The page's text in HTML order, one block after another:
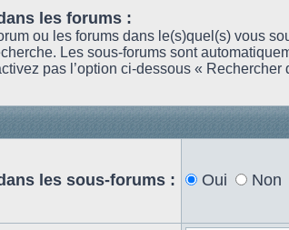
les forums :
ou les forums dans le(s)quel(s) vous
Les sous-forums sont
pas l’option ci-dessous « Rechercher
les sous-forums : Oui Non